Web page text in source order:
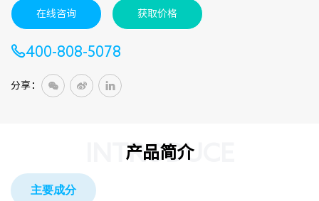
在线咨询 获取价格
400-808-5078
分享：
产品简介
INTRODUCE
主要成分